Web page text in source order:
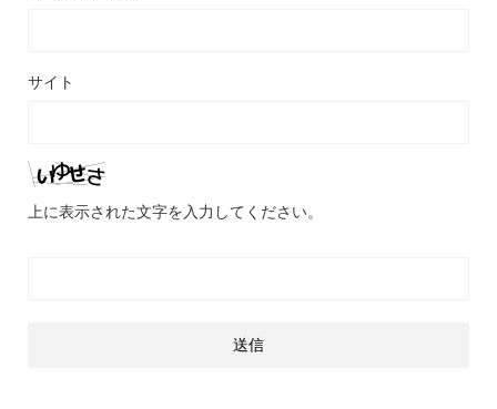
サイト
上に表示された文字を入力してください。